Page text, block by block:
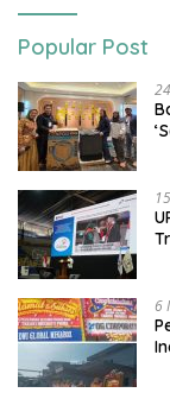
Popular Post
6